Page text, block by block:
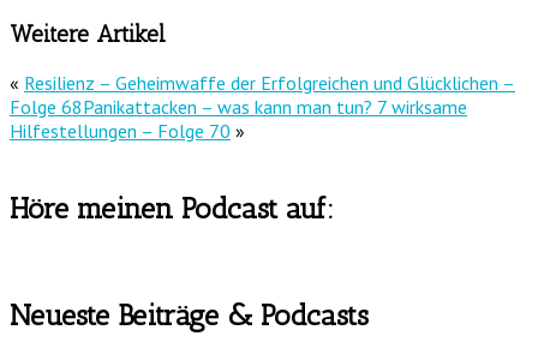
Weitere Artikel
« Resilienz – Geheimwaffe der Erfolgreichen und Glücklichen –
Folge 68Panikattacken – was kann man tun? 7 wirksame
Hilfestellungen – Folge 70 »
Höre meinen Podcast auf:
Neueste Beiträge & Podcasts